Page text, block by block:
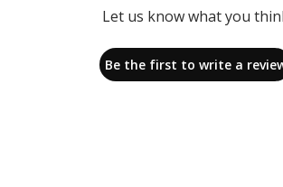
Let us know what you
Be the first to write a